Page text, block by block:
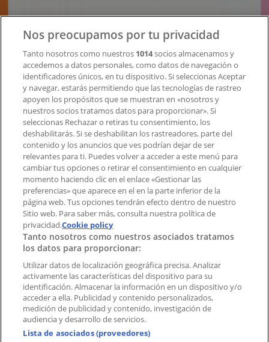
Contacto comercial y de marketing
Tienda mal colocada en el mapa
Notificar un folleto
¿Encontraste un problema en la web o en la
aplicación?
Índices
Marcas
Marcas locales
Negocios
Negocios cercanos
Productos
Productos locales
Ciudades
Descargar la APP Tiendeo
Nos preocupamos por tu privacidad
Tanto nosotros como nuestros 1014socios almacenamos y
accedemos a datos personales, como datos de navegación o
identificadores únicos, en tu dispositivo. Si seleccionas Aceptar
y navegar, estarás permitiendo que las tecnologías de rastreo
apoyen los propósitos que se muestran en «nosotros y
nuestros socios tratamos datos para proporcionar». Si
seleccionas Rechazar o retiras tu consentimiento, los
deshabilitarás. Si se deshabilitan los rastreadores, parte del
contenido y los anuncios que ves podrían dejar de ser
relevantes para ti. Puedes volver a acceder a este menú para
cambiar tus opciones o retirar el consentimiento en cualquier
momento haciendo clic en el enlace «Gestionar las
preferencias» que aparece en el en la parte inferior de la
página web. Tus opciones tendrán efecto dentro de nuestro
Sitio web. Para saber más, consulta nuestra política de
privacidad.Cookie policy
Tanto nosotros como nuestros asociados tratamos
los datos para proporcionar:
Utilizar datos de localización geográfica precisa. Analizar
activamente las características del dispositivo para su
identificación. Almacenar la información en un dispositivo y/o
acceder a ella. Publicidad y contenido personalizados,
medición de publicidad y contenido, investigación de
audiencia y desarrollo de servicios.
Lista de asociados (proveedores)